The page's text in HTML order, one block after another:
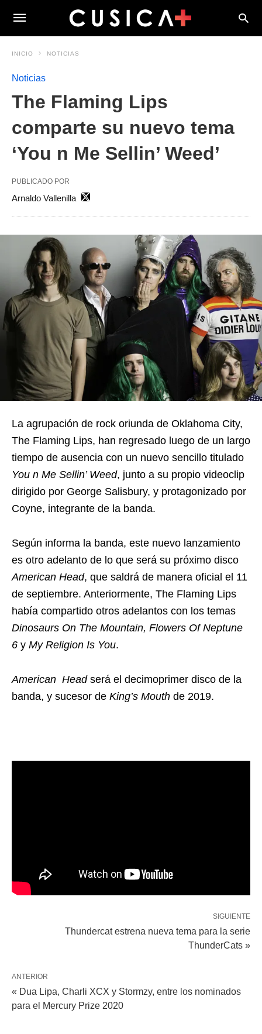
INICIO NOTICIAS
Noticias
The Flaming Lips
comparte su nuevo tema
‘You n Me Sellin’ Weed’
PUBLICADO POR
Arnaldo Vallenilla
La agrupación de rock oriunda de Oklahoma City,
The Flaming Lips, han regresado luego de un largo
tiempo de ausencia con un nuevo sencillo titulado
You n Me Sellin’ Weed, junto a su propio videoclip
dirigido por George Salisbury, y protagonizado por
Coyne, integrante de la banda.
Según informa la banda, este nuevo lanzamiento
es otro adelanto de lo que será su próximo disco
American Head, que saldrá de manera oficial el 11
de septiembre. Anteriormente, The Flaming Lips
había compartido otros adelantos con los temas
Dinosaurs On The Mountain, Flowers Of Neptune
6 y My Religion Is You.
American Headserá el decimoprimer disco de la
banda, y sucesor de King’s Mouth de 2019.
SIGUIENTE
Thundercat estrena nueva tema para la serie
ThunderCats »
ANTERIOR
« Dua Lipa, Charli XCX y Stormzy, entre los nominados
para el Mercury Prize 2020